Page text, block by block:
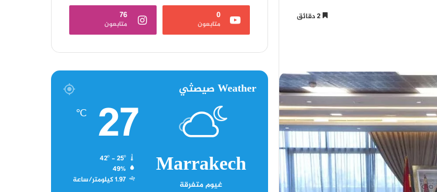
0
متابعون
76
متابعون
Weather صيصثي
Marrakech
غيوم متفرقة
27
℃
42º - 25º
49%
1.97 كيلومتر/ساعة